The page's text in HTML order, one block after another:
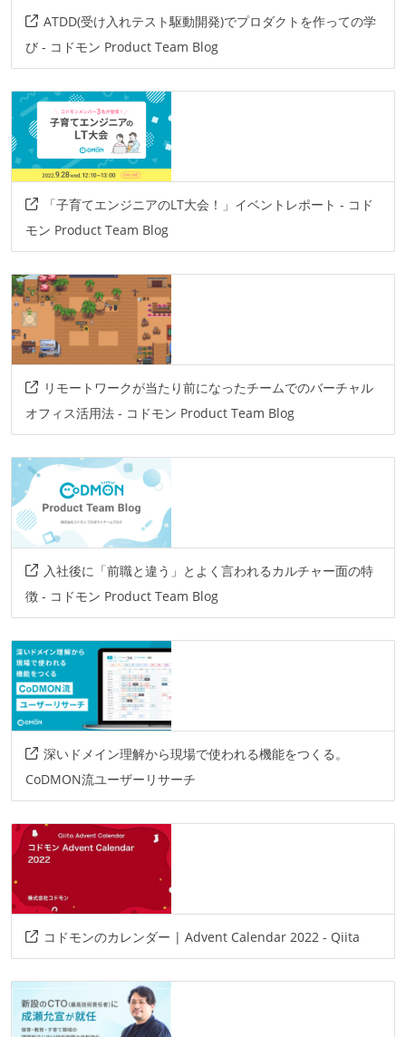
ATDD(受け入れテスト駆動開発)でプロダクトを作っての学
び - コドモン Product Team Blog
「子育てエンジニアのLT大会！」イベントレポート - コド
モン Product Team Blog
リモートワークが当たり前になったチームでのバーチャル
オフィス活用法 - コドモン Product Team Blog
入社後に「前職と違う」とよく言われるカルチャー面の特
徴 - コドモン Product Team Blog
深いドメイン理解から現場で使われる機能をつくる。
CoDMON流ユーザーリサーチ
コドモンのカレンダー | Advent Calendar 2022 - Qiita